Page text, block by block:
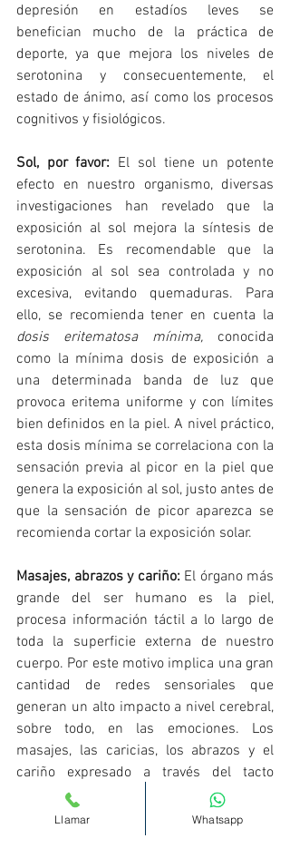
depresión en estadíos leves se
benefician mucho de la práctica de
deporte, ya que mejora los niveles de
serotonina y consecuentemente, el
estado de ánimo, así como los procesos
cognitivos y fisiológicos.
Sol, por favor: El sol tiene un potente
efecto en nuestro organismo, diversas
investigaciones han revelado que la
exposición al sol mejora la síntesis de
serotonina. Es recomendable que la
exposición al sol sea controlada y no
excesiva, evitando quemaduras. Para
dosis eritematosa mínima, conocida
como la mínima dosis de exposición a
una determinada banda de luz que
provoca eritema uniforme y con límites
bien definidos en la piel. A nivel práctico,
esta dosis mínima se correlaciona con la
sensación previa al picor en la piel que
genera la exposición al sol, justo antes de
que la sensación de picor aparezca se
recomienda cortar la exposición solar.
Masajes, abrazos y cariño: El órgano más
grande del ser humano es la piel,
procesa información táctil a lo largo de
toda la superficie externa de nuestro
cuerpo. Por este motivo implica una gran
cantidad de redes sensoriales que
generan un alto impacto a nivel cerebral,
sobre todo, en las emociones. Los
masajes, las caricias, los abrazos y el
cariño expresado a través del tacto
favorecerá a que el cerebro de tu hijo/a
se lleve de información táctil agradable
que aumente sus niveles de serotonina.
Llamar Whatsapp